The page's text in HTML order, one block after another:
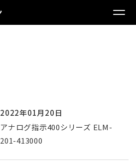
2022年01月20日
アナログ指示400シリーズ ELM-
201-413000